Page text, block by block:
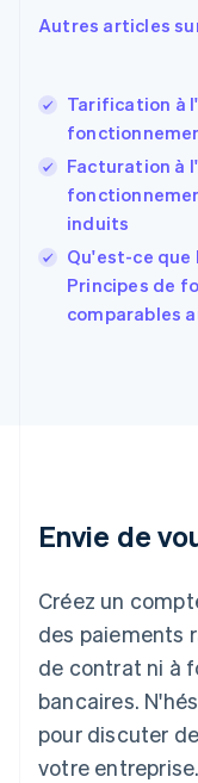
Autres articles
Tarification à
Facturation à
induits
Qu'est-ce
Principes de
comparables
Envie de
Créez un
des paiements
de contrat ni à
bancaires.
pour discuter
votre entreprise.
Espagne
États-Unis
EnglishEspañol简
Finlande
English
Français
Gibraltar
English
Grèce
English
Japon
Lettonie
English
Liechtenstein
DeutschEnglish
Lituanie
Luxembourg
FrançaisDeutsch